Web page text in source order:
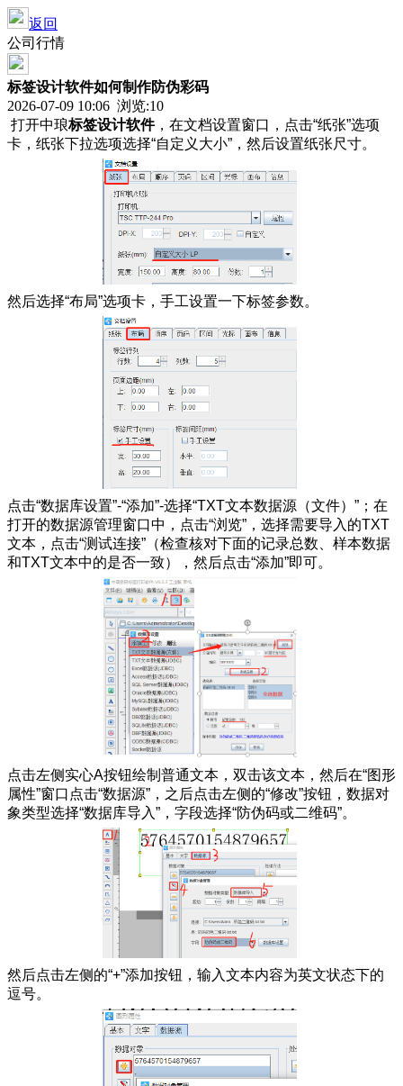
返回
公司行情
标签设计软件如何制作防伪彩码
2026-07-09 10:06 浏览:10
打开中琅标签设计软件，在文档设置窗口，点击“纸张”选项
卡，纸张下拉选项选择“自定义大小”，然后设置纸张尺寸。
然后选择“布局”选项卡，手工设置一下标签参数。
点击“数据库设置”-“添加”-选择“TXT文本数据源（文件）”；在
打开的数据源管理窗口中，点击“浏览”，选择需要导入的TXT
文本，点击“测试连接”（检查核对下面的记录总数、样本数据
和TXT文本中的是否一致），然后点击“添加”即可。
点击左侧实心A按钮绘制普通文本，双击该文本，然后在“图形
属性”窗口点击“数据源”，之后点击左侧的“修改”按钮，数据对
象类型选择“数据库导入”，字段选择“防伪码或二维码”。
然后点击左侧的“+”添加按钮，输入文本内容为英文状态下的
逗号。